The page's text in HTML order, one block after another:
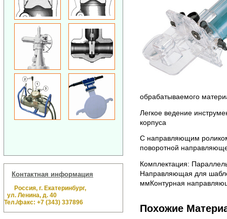
Контактная информация
Россия, г. Екатеринбург,
ул. Ленина, д. 40
Тел./факс: +7 (343) 337896
обрабатываемого
Легкое ведение
корпуса
С направляющим
поворотной
Комплектация:
Направляющая для
ммКонтурная
Похожие